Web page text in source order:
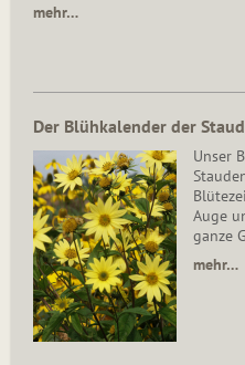
mehr…
Der Blühkalender der
Unser
Auge
ganze
mehr…